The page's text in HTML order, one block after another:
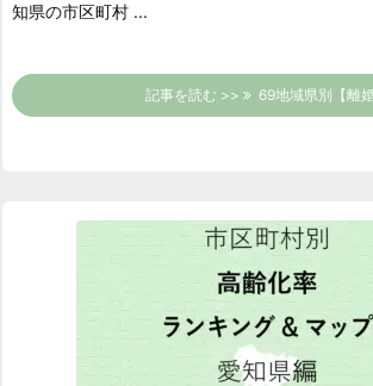
知県の市区町村 ...
記事を読む >> 69地域県別【離